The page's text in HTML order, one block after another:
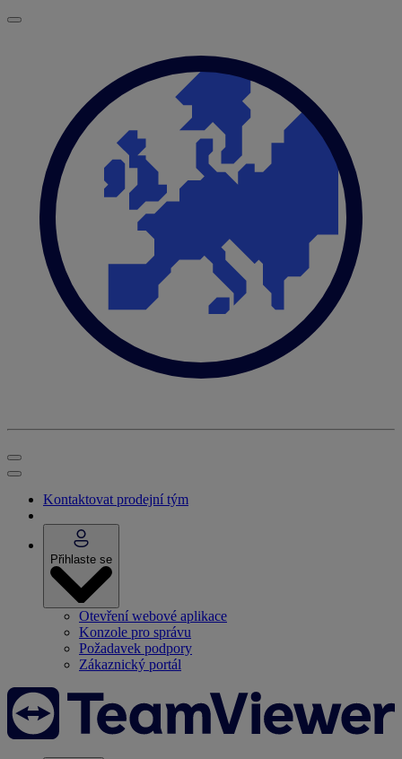
Kontaktovat prodejní tým
Přihlaste se
Otevření webové aplikace
Konzole pro správu
Požadavek podpory
Zákaznický portál